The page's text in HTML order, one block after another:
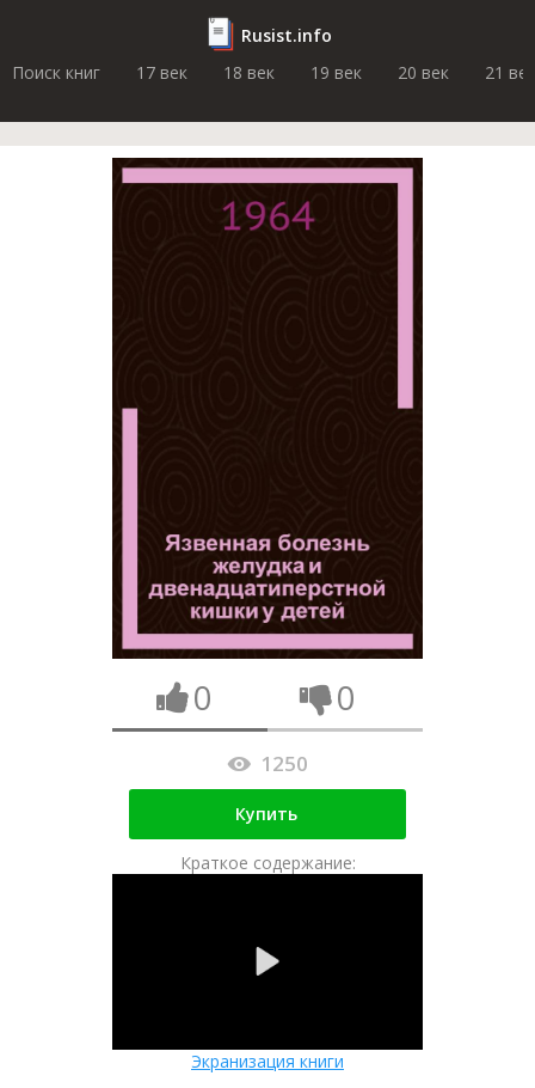
Rusist.info
Поиск книг
17 век 18 век 19 век 20 век 21 век
0 0
1250
Купить
Краткое содержание:
Экранизация книги